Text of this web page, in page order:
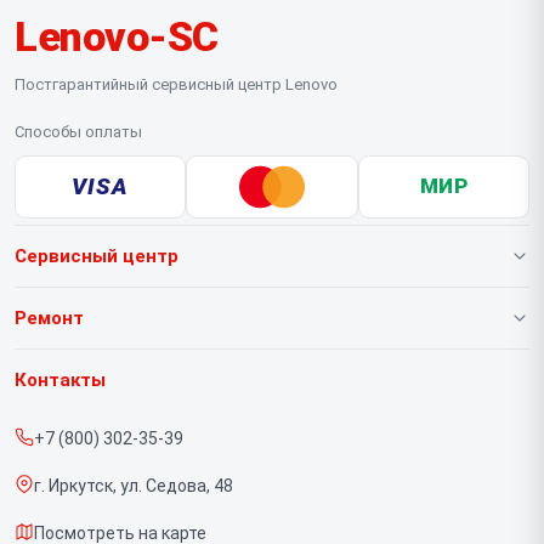
Lenovo-SC
Постгарантийный сервисный центр Lenovo
Способы оплаты
VISA МИР
Сервисный центр
О нашем сервисе
Срочный ремонт
Доставка и способы оплаты
Ремонт
Ноутбуков
Контакты
+7 (800) 302-35-39
г. Иркутск, ул. Седова, 48
Посмотреть на карте